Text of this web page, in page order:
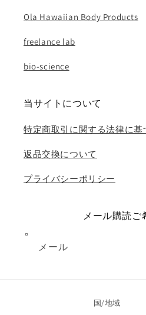
Ola Hawaiian Body Products
freelance lab
bio-science
当サイトについて
特定商取引に関する法律に基
返品交換について
プライバシーポリシー
メール購読ご
メール
国/地域